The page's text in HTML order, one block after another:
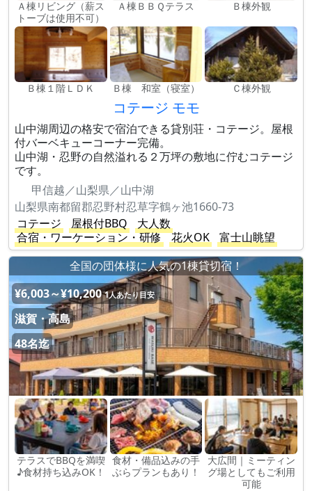
Ａ棟リビング（薪ス
トーブは使用不可）
Ａ棟ＢＢＱテラス Ｂ棟外観
Ｂ棟１階ＬＤＫ Ｂ棟 和室（寝室） Ｃ棟外観
コテージ モモ
山中湖周辺の格安で宿泊できる貸別荘・コテージ。屋根
付バーベキューコーナー完備。
山中湖・忍野の自然溢れる２万坪の敷地に佇むコテージ
です。
甲信越／山梨県／山中湖
山梨県南都留郡忍野村忍草字鶴ヶ池1660-73
コテージ
屋根付BBQ
大人数
合宿・ワーケーション・研修
花火OK
富士山眺望
全国の団体様に人気の1棟貸切宿！
¥6,003～¥10,200 1人あたり目安
滋賀・高島
48名迄
テラスでBBQを満喫
♪食材持ち込みOK！
食材・備品込みの手
ぶらプランもあり！
大広間｜ミーティン
グ場としてもご利用
可能